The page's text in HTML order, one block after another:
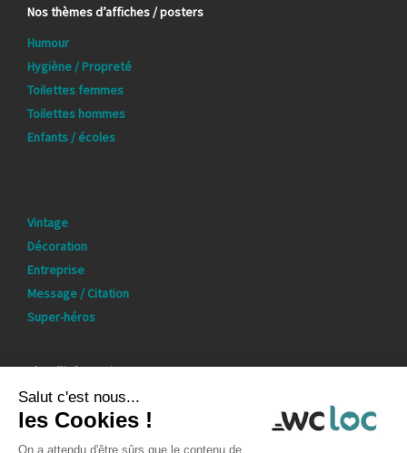
Nos thèmes d’affiches / posters
Humour
Hygiène / Propreté
Toilettes femmes
Toilettes hommes
Enfants / écoles
Vintage
Décoration
Entreprise
Message / Citation
Super-héros
Plus d’informations
Qui sommes-nous ?
Mentions légales
Politique de confidentialité